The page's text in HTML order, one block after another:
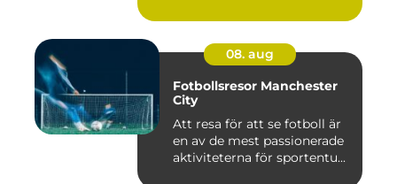
08. aug
Fotbollsresor Manchester
City
Att resa för att se fotboll är
en av de mest passionerade
aktiviteterna för sportentu...